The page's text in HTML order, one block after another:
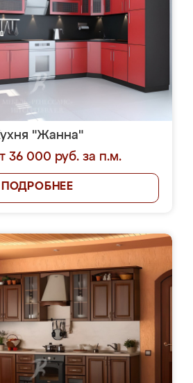
"Жанна"
36 000 руб. за п.м.
ПОДРОБНЕЕ